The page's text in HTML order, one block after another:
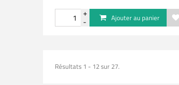
Ajouter au panier
Résultats 1 - 12 sur 27.